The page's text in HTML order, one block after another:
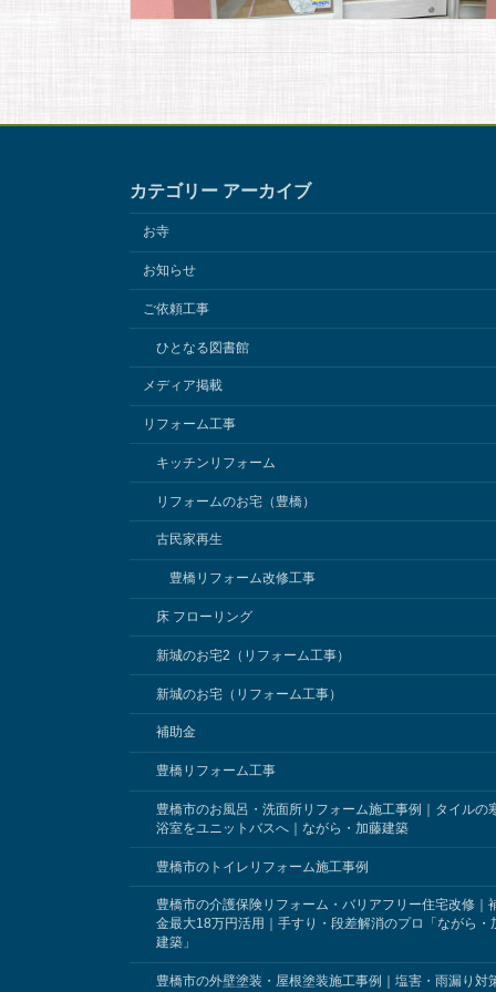
カテゴリー アーカイブ
お寺
お知らせ
ご依頼工事
ひとなる図書館
メディア掲載
リフォーム工事
キッチンリフォーム
リフォームのお宅（豊橋）
古民家再生
豊橋リフォーム改修工事
床 フローリング
新城のお宅2（リフォーム工事）
新城のお宅（リフォーム工事）
補助金
豊橋リフォーム工事
豊橋市のお風呂・洗面所リフォーム施工事例｜タイルの
浴室をユニットバスへ｜ながら・加藤建築
豊橋市のトイレリフォーム施工事例
豊橋市の介護保険リフォーム・バリアフリー住宅改修｜
金最大18万円活用｜手すり・段差解消のプロ「ながら・
建築」
豊橋市の外壁塗装・屋根塗装施工事例｜塩害・雨漏り対